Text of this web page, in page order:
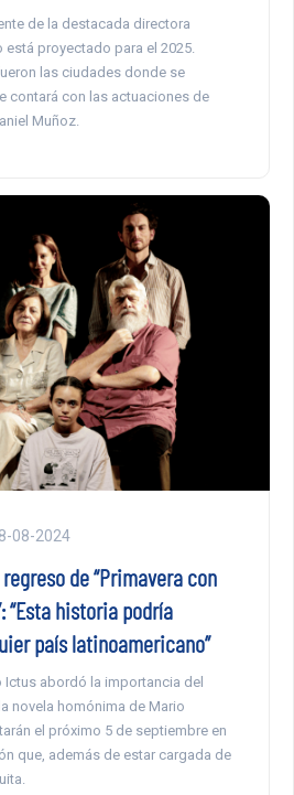
de la destacada directora
proyectado para el 2025.
las ciudades donde se
contará con las actuaciones de
Muñoz.
08-2024
de “Primavera con
“Esta historia podría
país latinoamericano”
Ictus abordó la importancia del
novela homónima de Mario
el próximo 5 de septiembre en
que, además de estar cargada de